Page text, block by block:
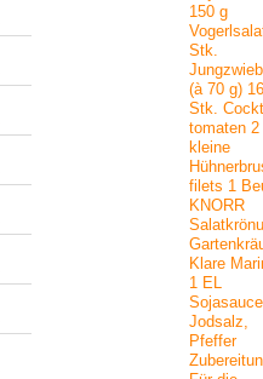
150 g
Stk.
(à 70 g) 16
Stk.
tomaten
kleine
filets 1
KNORR
Klare
1 EL
Sojasauce
Jodsalz,
Pfeffer